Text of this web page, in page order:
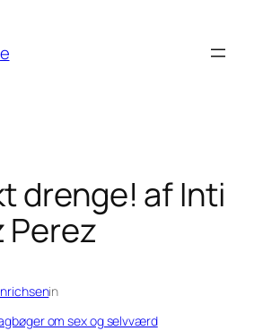
drenge! af Inti
Perez
in
om sex og selvværd